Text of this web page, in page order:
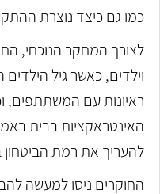
כמו גם כיצד נוצרת
ראיונות עם המשתתפים,
האינטראקציות בבית
להעריך את רמת
החוקרים ניסו למעשה